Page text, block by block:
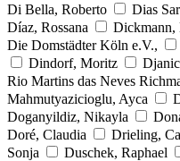
Di Bella, Roberto
Dias
Díaz, Rossana
Dickmann,
Die Domstädter Köln e.V.,
Dindorf, Moritz
Rio Martins das Neves
Mahmutyazicioglu, Ayca
Doganyildiz, Nikayla
Doré, Claudia
Drieling,
Sonja
Duschek, Raphael